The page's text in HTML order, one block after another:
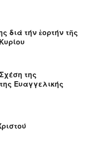
διά τήν ἑορτήν τῆς
της
Ευαγγελικής